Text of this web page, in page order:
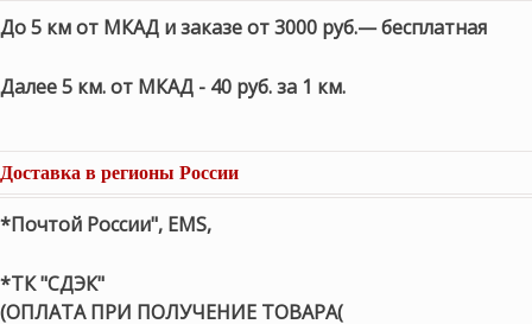
До 5 км от МКАД и заказе от 3000 руб.— бесплатная
Далее 5 км. от МКАД - 40 руб. за 1 км.
Доставка в регионы России
*Почтой России", EMS,
*ТК "СДЭК"
(ОПЛАТА ПРИ ПОЛУЧЕНИЕ ТОВАРА(